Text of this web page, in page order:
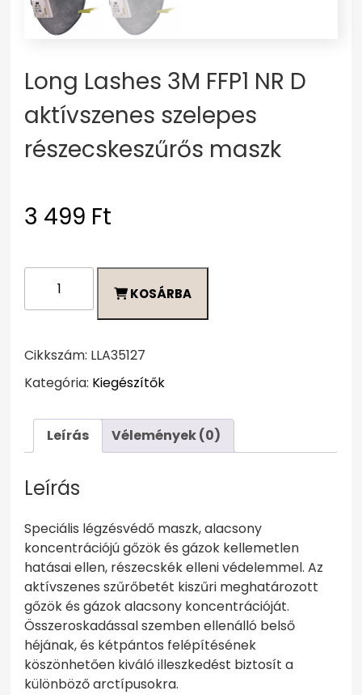
Long Lashes 3M FFP1 NR D
aktívszenes szelepes
részecskeszűrős maszk
3 499 Ft
Lashes
3M
NR
aktívszenes
részecskeszűrős
maszk
KOSÁRBA
Cikkszám: LLA35127
Kategória: Kiegészítők
Leírás Vélemények (0)
Leírás
Speciális légzésvédő maszk, alacsony
koncentrációjú gőzök és gázok kellemetlen
hatásai ellen, részecskék elleni védelemmel. Az
aktívszenes szűrőbetét kiszűri meghatározott
gőzök és gázok alacsony koncentrációját.
Összeroskadással szemben ellenálló belső
héjának, és kétpántos felépítésének
köszönhetően kiváló illeszkedést biztosít a
különböző arctípusokra.